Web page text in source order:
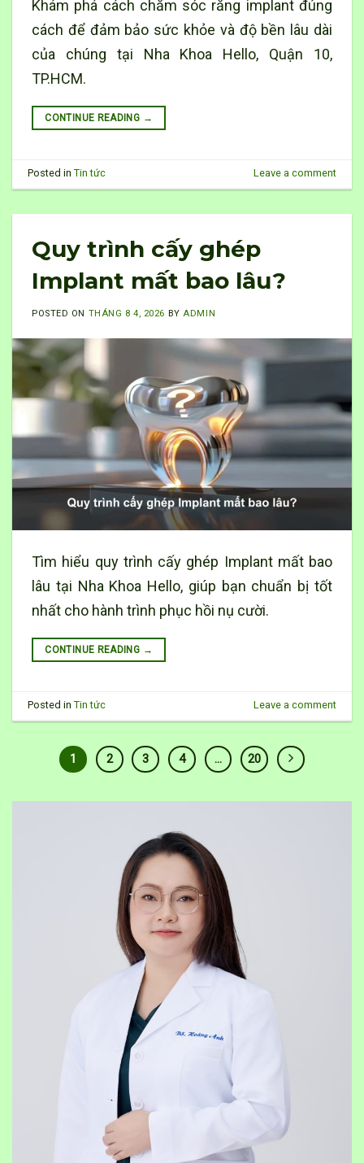
Khám phá cách chăm sóc răng implant đúng
cách để đảm bảo sức khỏe và độ bền lâu dài
của chúng tại Nha Khoa Hello, Quận 10,
TP.HCM.
CONTINUE READING →
Posted inTin tức Leave a comment
Quy trình cấy ghép
Implant mất bao lâu?
POSTED ON THÁNG 8 4, 2026 BYADMIN
Tìm hiểu quy trình cấy ghép Implant mất bao
lâu tại Nha Khoa Hello, giúp bạn chuẩn bị tốt
nhất cho hành trình phục hồi nụ cười.
CONTINUE READING →
Posted inTin tức Leave a comment
1 2 3 4 … 20